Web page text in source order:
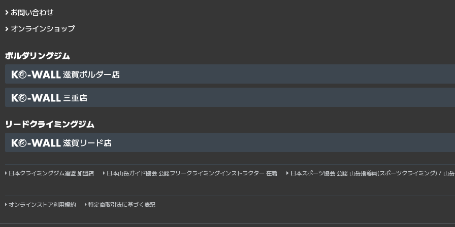
お問い合わせ
オンラインショップ
ボルダリングジム
滋賀ボルダー店
三重店
リードクライミングジム
滋賀リード店
日本クライミングジム連盟 加盟店 日本山岳ガイド協会 公認フリークライミングインストラクター 在籍 日本スポーツ協会 公認 山岳指導員(スポーツクライミング) / 山
オンラインストア利用規約 特定商取引法に基づく表記